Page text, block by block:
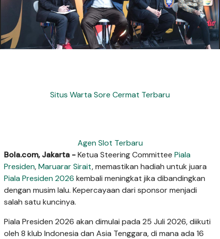
Situs Warta Sore Cermat Terbaru
Agen Slot Terbaru
Bola.com, Jakarta -Ketua Steering Committee Piala
Presiden,Maruarar Sirait, memastikan hadiah untuk juara
Piala Presiden 2026 kembali meningkat jika dibandingkan
dengan musim lalu. Kepercayaan dari sponsor menjadi
salah satu kuncinya.
Piala Presiden 2026 akan dimulai pada 25 Juli 2026, diikuti
oleh 8 klub Indonesia dan Asia Tenggara, di mana ada 16